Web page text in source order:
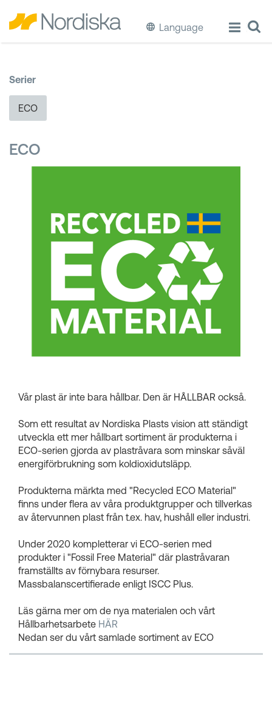
Language
Källsortering
Hinkar & Tunnor
Kundkorgar
Serier
ECO
ECO
Vår plast är inte bara hållbar. Den är HÅLLBAR också.
Som ett resultat av Nordiska Plasts vision att ständigt
utveckla ett mer hållbart sortiment är produkterna i
ECO-serien gjorda av plastråvara som minskar såväl
energiförbrukning som koldioxidutsläpp.
Produkterna märkta med "Recycled ECO Material"
finns under flera av våra produktgrupper och tillverkas
av återvunnen plast från t.ex. hav, hushåll eller industri.
Under 2020 kompletterar vi ECO-serien med
produkter i "Fossil Free Material" där plastråvaran
framställts av förnybara resurser.
Massbalanscertifierade enligt ISCC Plus.
Läs gärna mer om de nya materialen och vårt
Hållbarhetsarbete HÄR
Nedan ser du vårt samlade sortiment av ECO